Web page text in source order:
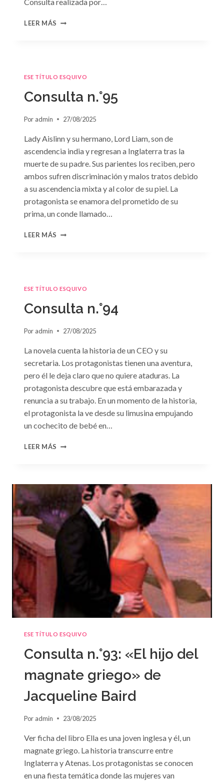
LEER MÁS CONSULTA
ESE TÍTULO ESQUIVO
Consulta n.°95
Por admin 27/08/2025
Lady Aislinn y su hermano, Lord Liam, son de
ascendencia india y regresan a Inglaterra tras la
muerte de su padre. Sus parientes los reciben, pero
ambos sufren discriminación y malos tratos debido
a su ascendencia mixta y al color de su piel. La
protagonista se enamora del prometido de su
prima, un conde llamado…
LEER MÁS CONSULTA
ESE TÍTULO ESQUIVO
Consulta n.°94
Por admin 27/08/2025
La novela cuenta la historia de un CEO y su
secretaria. Los protagonistas tienen una aventura,
pero él le deja claro que no quiere ataduras. La
protagonista descubre que está embarazada y
renuncia a su trabajo. En un momento de la historia,
el protagonista la ve desde su limusina empujando
un cochecito de bebé en…
LEER MÁS CONSULTA
ESE TÍTULO ESQUIVO
Consulta n.°93: «El hijo del
magnate griego» de
Jacqueline Baird
Por admin 23/08/2025
Ver ficha del libro Ella es una joven inglesa y él, un
magnate griego. La historia transcurre entre
Inglaterra y Atenas. Los protagonistas se conocen
en una fiesta temática donde las mujeres van